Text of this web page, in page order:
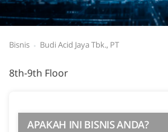
Bisnis Budi Acid Jaya Tbk., PT
8th-9th Floor
APAKAH INI BISNIS ANDA?